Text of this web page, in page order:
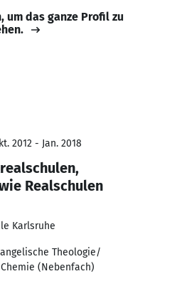
um das ganze Profil zu
2012 - Jan. 2018
Realschulen
Karlsruhe
Theologie/
(Nebenfach)